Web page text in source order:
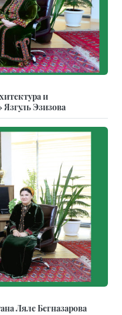
и
Эзизова
Ляле Бегназарова